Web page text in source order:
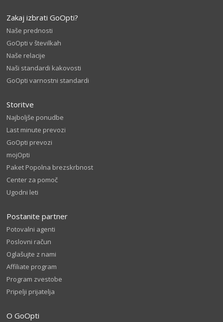
Zakaj izbrati GoOpti?
Naše prednosti
GoOpti v številkah
Naše relacije
Naši standardi kakovosti
GoOpti varnostni standardi
Storitve
Najboljše ponudbe
Last minute prevozi
GoOpti prevozi
mojOpti
Paket Popolna brezskrbnost
Center za pomoč
Ugodni leti
Postanite partner
Potovalni agenti
Poslovni račun
Oglašujte z nami
Affiliate program
Program zvestobe
Pripelji prijatelja
O GoOpti